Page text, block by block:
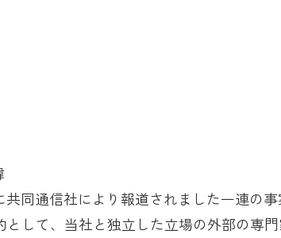
共同通信社により報道されました一連の
として、当社と独立した立場の外部の専